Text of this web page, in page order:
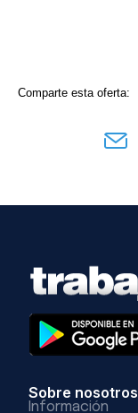
Comparte esta oferta:
Sobre nosotros
Información